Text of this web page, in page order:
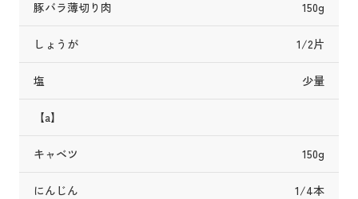
豚バラ薄切り肉 150g
しょうが 1/2片
塩 少量
【a】
キャベツ 150g
にんじん 1/4本